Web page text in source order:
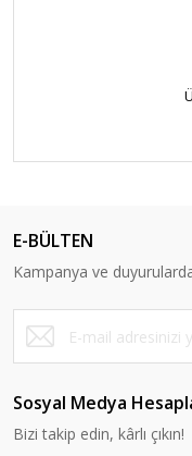
E-BÜLTEN
Kampanya ve
Sosyal Medya
Bizi takip edin, kârlı çıkın!